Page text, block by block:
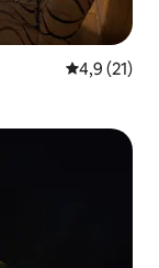
4,9 de uma
4,9 (21)